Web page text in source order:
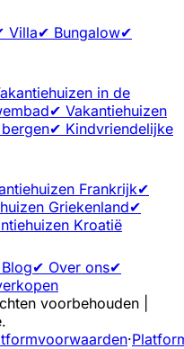
Villa✔ Bungalow✔
in de
✔ Vakantiehuizen
✔ Kindvriendelijke
Frankrijk✔
Griekenland✔
Kroatië
✔ Over ons✔
voorbehouden |
·